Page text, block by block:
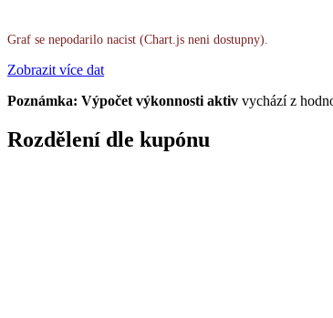
Graf se nepodarilo nacist (Chart.js neni dostupny).
Zobrazit více dat
Poznámka: Výpočet výkonnosti aktiv vychází z
Rozdělení dle kupónu